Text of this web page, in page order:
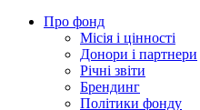
Про фонд
Місія і цінності
Донори і партнери
Річні звіти
Брендинг
Політики фонду